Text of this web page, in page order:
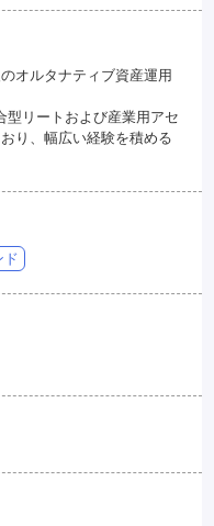
オルタナティブ資産運用
型リートおよび産業用アセ
り、幅広い経験を積める
ド